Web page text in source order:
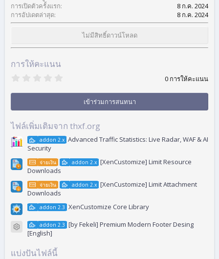
:
การเปิดตัวครั้งแรก
8 ก.ค. 2024
การอัปเดตล่าสุด
8 ก.ค. 2024
ไม่มีสิทธิ์ดาวน์โหลด
การให้คะแนน
0
า
0 การให้คะแนน
เข้าร่วมการสนทนา
ไฟล์เพิ่มเติมจาก thxf.org
addon 2.x Advanced Traffic Statistics: Live Radar, WAF & AI
Security
จ่ายเงิน addon 2.x [XenCustomize] Limit Resource
Downloads
จ่ายเงิน addon 2.x [XenCustomize] Limit Attachment
Downloads
addon 2.3 XenCustomize Core Library
ไอคอนไฟล์addon 2.3 [by Fekeli] Premium Modern Footer Desing
[English]
แบ่งปันไฟล์นี้